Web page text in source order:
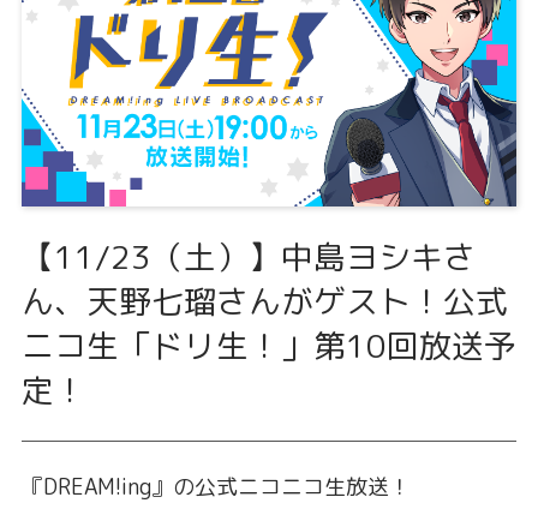
【11/23（土）】中島ヨシキさ
ん、天野七瑠さんがゲスト！公式
ニコ生「ドリ生！」第10回放送予
定！
『DREAM!ing‏』の公式ニコニコ生放送！